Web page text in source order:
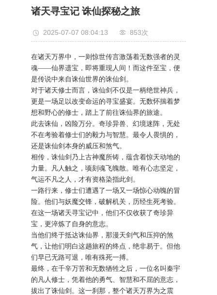
诸天寻宝记 诛仙探秘之旅
2025-07-07 08:04:13 853次
在诸天万界中，一则惊世传言激荡着无数强者的灵
魂——仙界遗宝，即将重现人间！而这件至宝，便
是传说中来自诛仙世界的诛仙剑。
对于诸天修士而言，诛仙剑不仅是一柄绝世神兵，
更是一场足以改变命运的寻宝盛宴。无数怀揣着梦
想和野心的修士，踏上了前往诛仙界的旅途。
此去诛仙，凶险万分。奇珍异兽、幻境迷阵，无处
不在考验着修士们的毅力与智慧。最令人畏惧的，
还是诛仙剑本身的威压和煞气。
相传，诛仙剑乃上古神魔所铸，蕴含着惊天动地的
力量。凡人触之，顷刻魂飞魄散。唯有心志坚定，
气运不凡之人，才有资格染指此剑。
一路行来，修士们遭遇了一场又一场惊心动魄的冒
险。他们与妖魔交锋，破解机关，历经生死考验。
在这一场诸天寻宝记中，他们不仅收获了奇珍异
宝，更淬炼了自身的意志。
当他们终于抵达诛仙界，那漫天剑气和压抑的煞
气，让他们明白这趟旅程的终点，绝非易于。但他
们早已无路可退，唯有殊死一搏。
最终，在千辛万苦和无数牺牲之后，一位名叫秦宇
的凡人修士，凭着他的勇气、智慧和不屈的意志，
拔出了诛仙剑。这一刹那，整个诸天万界为之震